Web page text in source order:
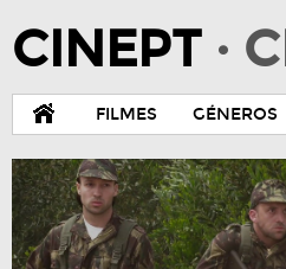
CINEPT ·
FILMES GÉNEROS